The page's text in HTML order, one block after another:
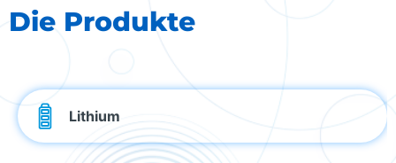
Die Produkte
Lithium